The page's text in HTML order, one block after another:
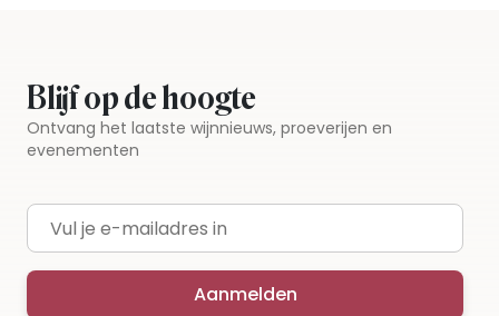
Blijf op de hoogte
Ontvang het laatste wijnnieuws, proeverijen en
evenementen
E-mailadres
Aanmelden